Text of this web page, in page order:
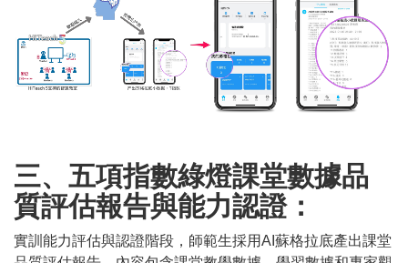
三、五項指數綠燈課堂數據品
質評估報告與能力認證：
實訓能力評估與認證階段，師範生採用AI蘇格拉底產出課堂